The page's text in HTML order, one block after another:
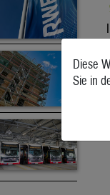
Diese
Sie in